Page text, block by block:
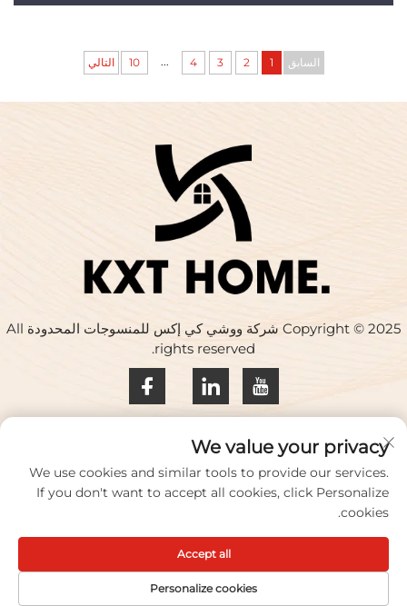
السابق 1
2
3
4
...
10 التالي
Copyright © 2025 شركة ووشي كي إكس للمنسوجات المحدودة All
rights reserved.
سياسة الخصوصية
اتصل بنا
مدينة ووشي، مقاطعة جيانغسو، الصين
البريد الإلكتروني:[email protected]
We value your privacy
We use cookies and similar tools to provide our services.
If you don't want to accept all cookies, click Personalize
cookies.
Personalize cookies
Accept all